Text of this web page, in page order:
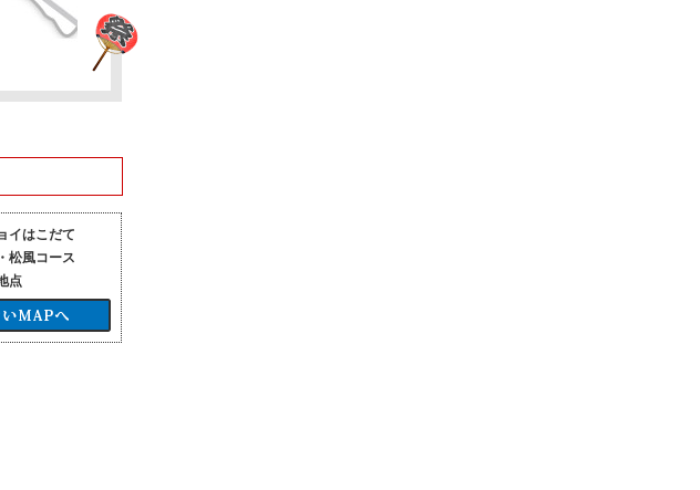
イはこだて
松風コース
点